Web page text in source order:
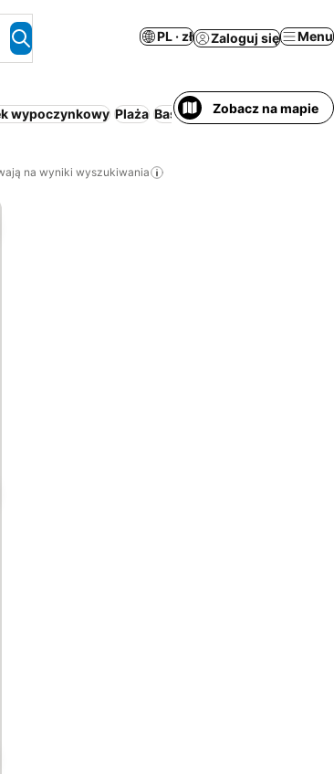
PL · zł Zaloguj się Menu
wypoczynkowy Plaża Basen Motel Luksus Par
Zobacz na mapie
na wyniki wyszukiwania
do ulubionych
do ulubionych
do ulubionych